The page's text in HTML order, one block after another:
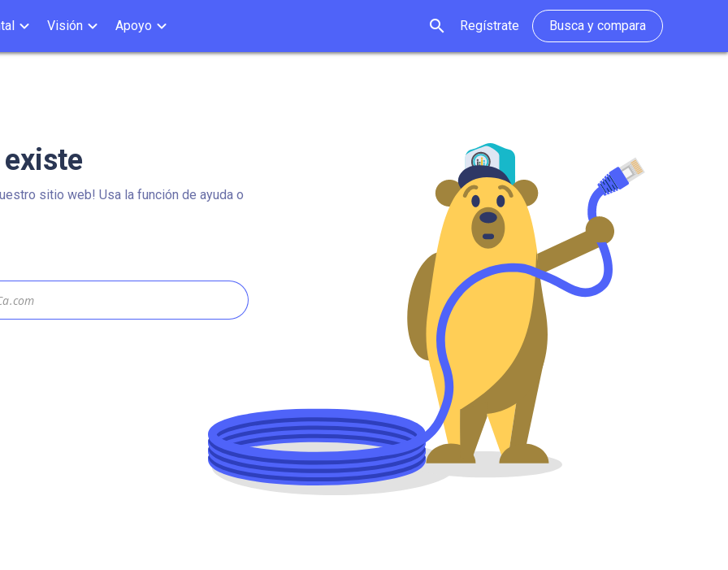
Visión Apoyo search Regístrate Busca y compara
sitio web! Usa la función de ayuda o